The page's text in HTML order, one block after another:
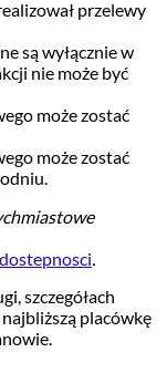
przelewy
są wyłącznie w
nie może być
może zostać
może zostać
.
szczegółach
placówkę